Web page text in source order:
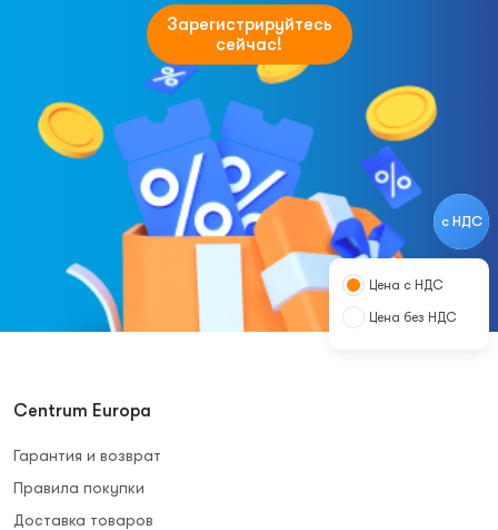
с НДС
Цена с НДС
Цена без НДС
Зарегистрируйтесь
сейчас!
Centrum Europa
Гарантия и возврат
Правила покупки
Доставка товаров